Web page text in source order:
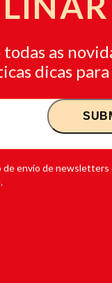
as
dicas
envio de newsletters